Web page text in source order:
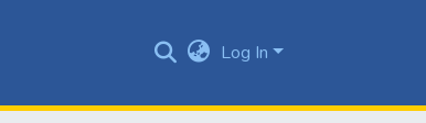
Log In